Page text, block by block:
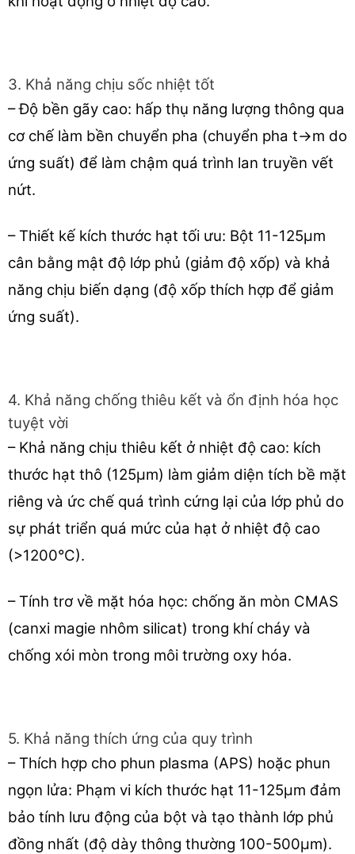
3. Khả năng chịu sốc nhiệt tốt
– Độ bền gãy cao: hấp thụ năng lượng thông qua
cơ chế làm bền chuyển pha (chuyển pha t→m do
ứng suất) để làm chậm quá trình lan truyền vết
nứt.
– Thiết kế kích thước hạt tối ưu: Bột 11-125μm
cân bằng mật độ lớp phủ (giảm độ xốp) và khả
năng chịu biến dạng (độ xốp thích hợp để giảm
ứng suất).
4. Khả năng chống thiêu kết và ổn định hóa học
tuyệt vời
– Khả năng chịu thiêu kết ở nhiệt độ cao: kích
thước hạt thô (125μm) làm giảm diện tích bề mặt
riêng và ức chế quá trình cứng lại của lớp phủ do
sự phát triển quá mức của hạt ở nhiệt độ cao
(>1200°C).
– Tính trơ về mặt hóa học: chống ăn mòn CMAS
(canxi magie nhôm silicat) trong khí cháy và
chống xói mòn trong môi trường oxy hóa.
5. Khả năng thích ứng của quy trình
– Thích hợp cho phun plasma (APS) hoặc phun
ngọn lửa: Phạm vi kích thước hạt 11-125μm đảm
bảo tính lưu động của bột và tạo thành lớp phủ
đồng nhất (độ dày thông thường 100-500μm).